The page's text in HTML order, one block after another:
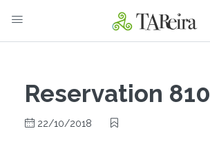
Reservation 810
22/10/2018